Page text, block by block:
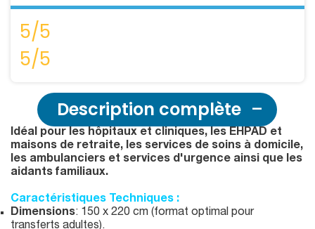
5/5
5/5
Description complète
Idéal pour les hôpitaux et cliniques, les EHPAD et
maisons de retraite, les services de soins à domicile,
les ambulanciers et services d'urgence ainsi que les
aidants familiaux.
Caractéristiques Techniques :
Dimensions: 150 x 220 cm (format optimal pour
transferts adultes).